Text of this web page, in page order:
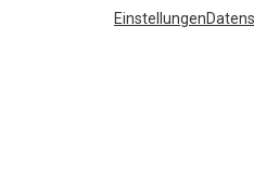
Einstellungen